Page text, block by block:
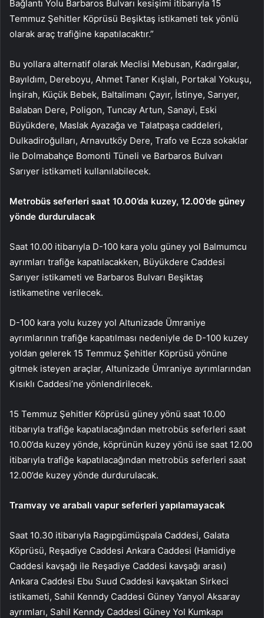
Bağlantı Yolu Barbaros Bulvarı kesişimi itibarıyla 15
Temmuz Şehitler Köprüsü Beşiktaş istikameti tek yönlü
olarak araç trafiğine kapatılacaktır.”
Bu yollara alternatif olarak Meclisi Mebusan, Kadırgalar,
Bayıldım, Dereboyu, Ahmet Taner Kışlalı, Portakal Yokuşu,
İnşirah, Küçük Bebek, Baltalimanı Çayır, İstinye, Sarıyer,
Balaban Dere, Poligon, Tuncay Artun, Sanayi, Eski
Büyükdere, Maslak Ayazağa ve Talatpaşa caddeleri,
Dulkadiroğulları, Arnavutköy Dere, Trafo ve Ecza sokaklar
ile Dolmabahçe Bomonti Tüneli ve Barbaros Bulvarı
Sarıyer istikameti kullanılabilecek.
Metrobüs seferleri saat 10.00’da kuzey, 12.00’de güney
yönde durdurulacak
Saat 10.00 itibarıyla D-100 kara yolu güney yol Balmumcu
ayrımları trafiğe kapatılacakken, Büyükdere Caddesi
Sarıyer istikameti ve Barbaros Bulvarı Beşiktaş
istikametine verilecek.
D-100 kara yolu kuzey yol Altunizade Ümraniye
ayrımlarının trafiğe kapatılması nedeniyle de D-100 kuzey
yoldan gelerek 15 Temmuz Şehitler Köprüsü yönüne
gitmek isteyen araçlar, Altunizade Ümraniye ayrımlarından
Kısıklı Caddesi’ne yönlendirilecek.
15 Temmuz Şehitler Köprüsü güney yönü saat 10.00
itibarıyla trafiğe kapatılacağından metrobüs seferleri saat
10.00’da kuzey yönde, köprünün kuzey yönü ise saat 12.00
itibarıyla trafiğe kapatılacağından metrobüs seferleri saat
12.00’de kuzey yönde durdurulacak.
Tramvay ve arabalı vapur seferleri yapılamayacak
Saat 10.30 itibarıyla Ragıpgümüşpala Caddesi, Galata
Köprüsü, Reşadiye Caddesi Ankara Caddesi (Hamidiye
Caddesi kavşağı ile Reşadiye Caddesi kavşağı arası)
Ankara Caddesi Ebu Suud Caddesi kavşaktan Sirkeci
istikameti, Sahil Kenndy Caddesi Güney Yanyol Aksaray
ayrımları, Sahil Kenndy Caddesi Güney Yol Kumkapı